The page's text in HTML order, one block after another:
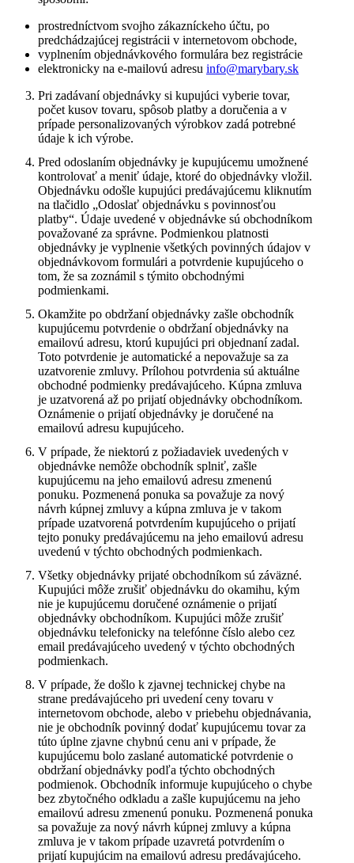
prostredníctvom svojho zákazníckeho účtu, po
predchádzajúcej registrácii v internetovom obchode,
vyplnením objednávkového formulára bez registrácie
elektronicky na e-mailovú adresu info@marybary.sk
Pri zadávaní objednávky si kupujúci vyberie tovar,
počet kusov tovaru, spôsob platby a doručenia a v
prípade personalizovaných výrobkov zadá potrebné
údaje k ich výrobe.
Pred odoslaním objednávky je kupujúcemu umožnené
kontrolovať a meniť údaje, ktoré do objednávky vložil.
Objednávku odošle kupujúci predávajúcemu kliknutím
na tlačidlo „Odoslať objednávku s povinnosťou
platby“. Údaje uvedené v objednávke sú obchodníkom
považované za správne. Podmienkou platnosti
objednávky je vyplnenie všetkých povinných údajov v
objednávkovom formulári a potvrdenie kupujúceho o
tom, že sa zoznámil s týmito obchodnými
podmienkami.
Okamžite po obdržaní objednávky zašle obchodník
kupujúcemu potvrdenie o obdržaní objednávky na
emailovú adresu, ktorú kupujúci pri objednaní zadal.
Toto potvrdenie je automatické a nepovažuje sa za
uzatvorenie zmluvy. Prílohou potvrdenia sú aktuálne
obchodné podmienky predávajúceho. Kúpna zmluva
je uzatvorená až po prijatí objednávky obchodníkom.
Oznámenie o prijatí objednávky je doručené na
emailovú adresu kupujúceho.
V prípade, že niektorú z požiadaviek uvedených v
objednávke nemôže obchodník splniť, zašle
kupujúcemu na jeho emailovú adresu zmenenú
ponuku. Pozmenená ponuka sa považuje za nový
návrh kúpnej zmluvy a kúpna zmluva je v takom
prípade uzatvorená potvrdením kupujúceho o prijatí
tejto ponuky predávajúcemu na jeho emailovú adresu
uvedenú v týchto obchodných podmienkach.
Všetky objednávky prijaté obchodníkom sú záväzné.
Kupujúci môže zrušiť objednávku do okamihu, kým
nie je kupujúcemu doručené oznámenie o prijatí
objednávky obchodníkom. Kupujúci môže zrušiť
objednávku telefonicky na telefónne číslo alebo cez
email predávajúceho uvedený v týchto obchodných
podmienkach.
V prípade, že došlo k zjavnej technickej chybe na
strane predávajúceho pri uvedení ceny tovaru v
internetovom obchode, alebo v priebehu objednávania,
nie je obchodník povinný dodať kupujúcemu tovar za
túto úplne zjavne chybnú cenu ani v prípade, že
kupujúcemu bolo zaslané automatické potvrdenie o
obdržaní objednávky podľa týchto obchodných
podmienok. Obchodník informuje kupujúceho o chybe
bez zbytočného odkladu a zašle kupujúcemu na jeho
emailovú adresu zmenenú ponuku. Pozmenená ponuka
sa považuje za nový návrh kúpnej zmluvy a kúpna
zmluva je v takom prípade uzavretá potvrdením o
prijatí kupujúcim na emailovú adresu predávajúceho.